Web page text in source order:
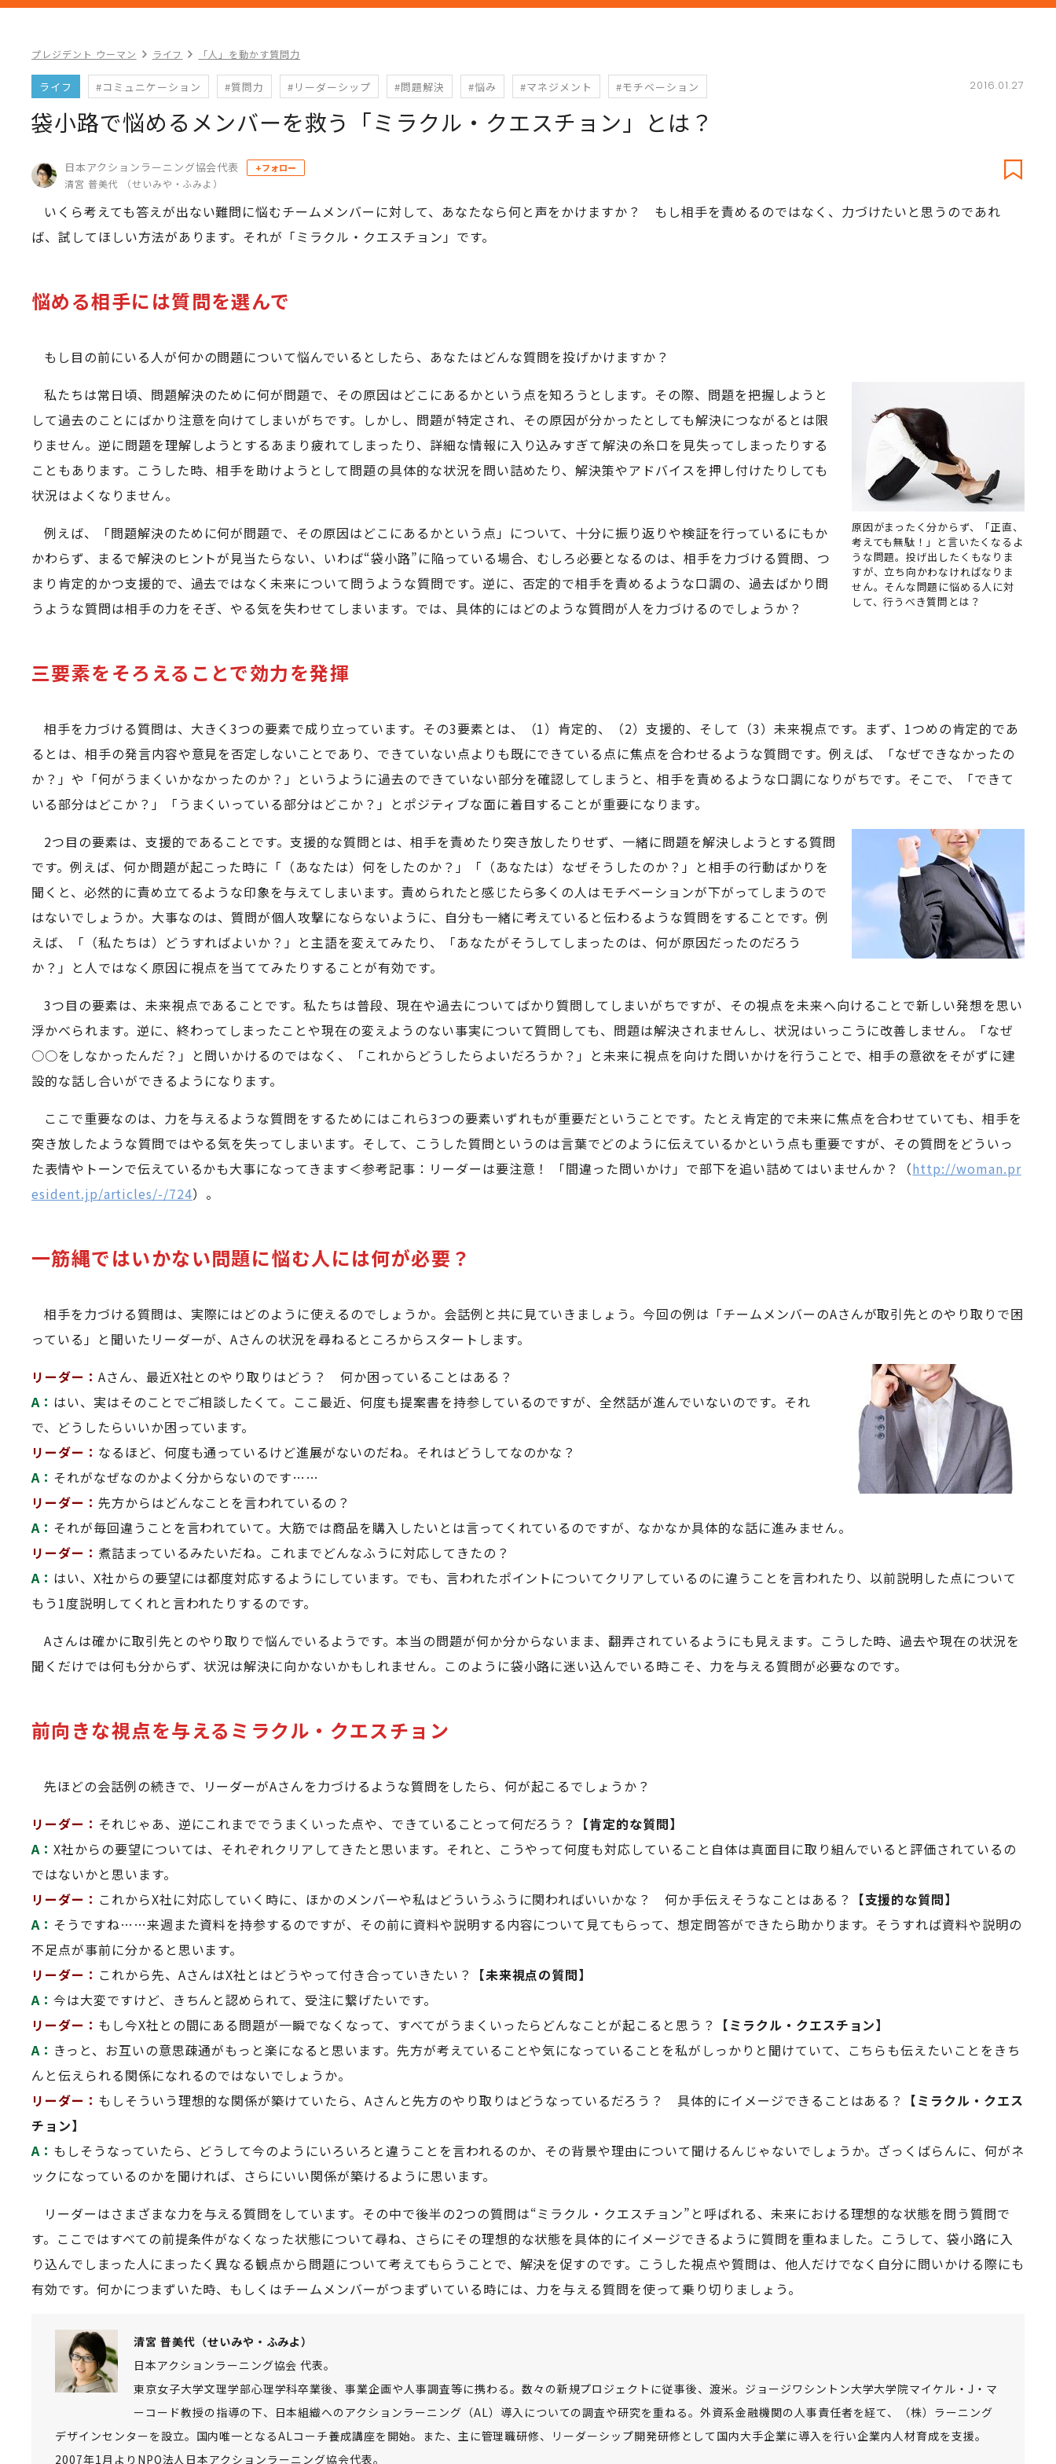
プレジデント ウーマン ライフ 「人」を動かす質問力
ライフ #コミュニケーション #質問力 #リーダーシップ #問題解決 #悩み #マネジメント #モチベーション 2016.01.27
袋小路で悩めるメンバーを救う「ミラクル・クエスチョン」とは？
日本アクションラーニング協会代表
清宮 普美代 （せいみや・ふみよ）
+フォロー
いくら考えても答えが出ない難問に悩むチームメンバーに対して、あなたなら何と声をかけますか？ もし相手を責めるのではなく、力づけたいと思うのであれ
ば、試してほしい方法があります。それが「ミラクル・クエスチョン」です。
悩める相手には質問を選んで
もし目の前にいる人が何かの問題について悩んでいるとしたら、あなたはどんな質問を投げかけますか？
原因がまったく分からず、「正直、
考えても無駄！」と言いたくなるよ
うな問題。投げ出したくもなりま
すが、立ち向かわなければなりま
せん。そんな問題に悩める人に対
して、行うべき質問とは？
私たちは常日頃、問題解決のために何が問題で、その原因はどこにあるかという点を知ろうとします。その際、問題を把握しようと
して過去のことにばかり注意を向けてしまいがちです。しかし、問題が特定され、その原因が分かったとしても解決につながるとは限
りません。逆に問題を理解しようとするあまり疲れてしまったり、詳細な情報に入り込みすぎて解決の糸口を見失ってしまったりする
こともあります。こうした時、相手を助けようとして問題の具体的な状況を問い詰めたり、解決策やアドバイスを押し付けたりしても
状況はよくなりません。
例えば、「問題解決のために何が問題で、その原因はどこにあるかという点」について、十分に振り返りや検証を行っているにもか
かわらず、まるで解決のヒントが見当たらない、いわば“袋小路”に陥っている場合、むしろ必要となるのは、相手を力づける質問、つ
まり肯定的かつ支援的で、過去ではなく未来について問うような質問です。逆に、否定的で相手を責めるような口調の、過去ばかり問
うような質問は相手の力をそぎ、やる気を失わせてしまいます。では、具体的にはどのような質問が人を力づけるのでしょうか？
三要素をそろえることで効力を発揮
相手を力づける質問は、大きく3つの要素で成り立っています。その3要素とは、（1）肯定的、（2）支援的、そして（3）未来視点です。まず、1つめの肯定的であ
るとは、相手の発言内容や意見を否定しないことであり、できていない点よりも既にできている点に焦点を合わせるような質問です。例えば、「なぜできなかったの
か？」や「何がうまくいかなかったのか？」というように過去のできていない部分を確認してしまうと、相手を責めるような口調になりがちです。そこで、「できて
いる部分はどこか？」「うまくいっている部分はどこか？」とポジティブな面に着目することが重要になります。
2つ目の要素は、支援的であることです。支援的な質問とは、相手を責めたり突き放したりせず、一緒に問題を解決しようとする質問
です。例えば、何か問題が起こった時に「（あなたは）何をしたのか？」「（あなたは）なぜそうしたのか？」と相手の行動ばかりを
聞くと、必然的に責め立てるような印象を与えてしまいます。責められたと感じたら多くの人はモチベーションが下がってしまうので
はないでしょうか。大事なのは、質問が個人攻撃にならないように、自分も一緒に考えていると伝わるような質問をすることです。例
えば、「（私たちは）どうすればよいか？」と主語を変えてみたり、「あなたがそうしてしまったのは、何が原因だったのだろう
か？」と人ではなく原因に視点を当ててみたりすることが有効です。
3つ目の要素は、未来視点であることです。私たちは普段、現在や過去についてばかり質問してしまいがちですが、その視点を未来へ向けることで新しい発想を思い
浮かべられます。逆に、終わってしまったことや現在の変えようのない事実について質問しても、問題は解決されませんし、状況はいっこうに改善しません。「なぜ
○○をしなかったんだ？」と問いかけるのではなく、「これからどうしたらよいだろうか？」と未来に視点を向けた問いかけを行うことで、相手の意欲をそがずに建
設的な話し合いができるようになります。
ここで重要なのは、力を与えるような質問をするためにはこれら3つの要素いずれもが重要だということです。たとえ肯定的で未来に焦点を合わせていても、相手を
突き放したような質問ではやる気を失ってしまいます。そして、こうした質問というのは言葉でどのように伝えているかという点も重要ですが、その質問をどういっ
た表情やトーンで伝えているかも大事になってきます＜参考記事：リーダーは要注意！ 「間違った問いかけ」で部下を追い詰めてはいませんか？（http://woman.pr
esident.jp/articles/-/724）。
一筋縄ではいかない問題に悩む人には何が必要？
相手を力づける質問は、実際にはどのように使えるのでしょうか。会話例と共に見ていきましょう。今回の例は「チームメンバーのAさんが取引先とのやり取りで困
っている」と聞いたリーダーが、Aさんの状況を尋ねるところからスタートします。
リーダー： Aさん、最近X社とのやり取りはどう？ 何か困っていることはある？
A： はい、実はそのことでご相談したくて。ここ最近、何度も提案書を持参しているのですが、全然話が進んでいないのです。それ
で、どうしたらいいか困っています。
リーダー： なるほど、何度も通っているけど進展がないのだね。それはどうしてなのかな？
A： それがなぜなのかよく分からないのです……
リーダー： 先方からはどんなことを言われているの？
A： それが毎回違うことを言われていて。大筋では商品を購入したいとは言ってくれているのですが、なかなか具体的な話に進みません。
リーダー： 煮詰まっているみたいだね。これまでどんなふうに対応してきたの？
A： はい、X社からの要望には都度対応するようにしています。でも、言われたポイントについてクリアしているのに違うことを言われたり、以前説明した点について
もう1度説明してくれと言われたりするのです。
Aさんは確かに取引先とのやり取りで悩んでいるようです。本当の問題が何か分からないまま、翻弄されているようにも見えます。こうした時、過去や現在の状況を
聞くだけでは何も分からず、状況は解決に向かないかもしれません。このように袋小路に迷い込んでいる時こそ、力を与える質問が必要なのです。
前向きな視点を与えるミラクル・クエスチョン
先ほどの会話例の続きで、リーダーがAさんを力づけるような質問をしたら、何が起こるでしょうか？
リーダー： それじゃあ、逆にこれまででうまくいった点や、できていることって何だろう？
【肯定的な質問】
A： X社からの要望については、それぞれクリアしてきたと思います。それと、こうやって何度も対応していること自体は真面目に取り組んでいると評価されているの
ではないかと思います。
リーダー： これからX社に対応していく時に、ほかのメンバーや私はどういうふうに関わればいいかな？ 何か手伝えそうなことはある？
【支援的な質問】
A： そうですね……来週また資料を持参するのですが、その前に資料や説明する内容について見てもらって、想定問答ができたら助かります。そうすれば資料や説明の
不足点が事前に分かると思います。
リーダー： これから先、AさんはX社とはどうやって付き合っていきたい？
【未来視点の質問】
A： 今は大変ですけど、きちんと認められて、受注に繋げたいです。
リーダー： もし今X社との間にある問題が一瞬でなくなって、すべてがうまくいったらどんなことが起こると思う？
【ミラクル・クエスチョン】
A： きっと、お互いの意思疎通がもっと楽になると思います。先方が考えていることや気になっていることを私がしっかりと聞けていて、こちらも伝えたいことをきち
んと伝えられる関係になれるのではないでしょうか。
リーダー： もしそういう理想的な関係が築けていたら、Aさんと先方のやり取りはどうなっているだろう？ 具体的にイメージできることはある？
【ミラクル・クエス
チョン】
A： もしそうなっていたら、どうして今のようにいろいろと違うことを言われるのか、その背景や理由について聞けるんじゃないでしょうか。ざっくばらんに、何がネ
ックになっているのかを聞ければ、さらにいい関係が築けるように思います。
リーダーはさまざまな力を与える質問をしています。その中で後半の2つの質問は“ミラクル・クエスチョン”と呼ばれる、未来における理想的な状態を問う質問で
す。ここではすべての前提条件がなくなった状態について尋ね、さらにその理想的な状態を具体的にイメージできるように質問を重ねました。こうして、袋小路に入
り込んでしまった人にまったく異なる観点から問題について考えてもらうことで、解決を促すのです。こうした視点や質問は、他人だけでなく自分に問いかける際にも
有効です。何かにつまずいた時、もしくはチームメンバーがつまずいている時には、力を与える質問を使って乗り切りましょう。
清宮 普美代（せいみや・ふみよ）
日本アクションラーニング協会 代表。
東京女子大学文理学部心理学科卒業後、事業企画や人事調査等に携わる。数々の新規プロジェクトに従事後、渡米。ジョージワシントン大学大学院マイケル・J・マ
ーコード教授の指導の下、日本組織へのアクションラーニング（AL）導入についての調査や研究を重ねる。外資系金融機関の人事責任者を経て、（株）ラーニング
デザインセンターを設立。国内唯一となるALコーチ養成講座を開始。また、主に管理職研修、リーダーシップ開発研修として国内大手企業に導入を行い企業内人材育成を支援。
2007年1月よりNPO法人日本アクションラーニング協会代表。